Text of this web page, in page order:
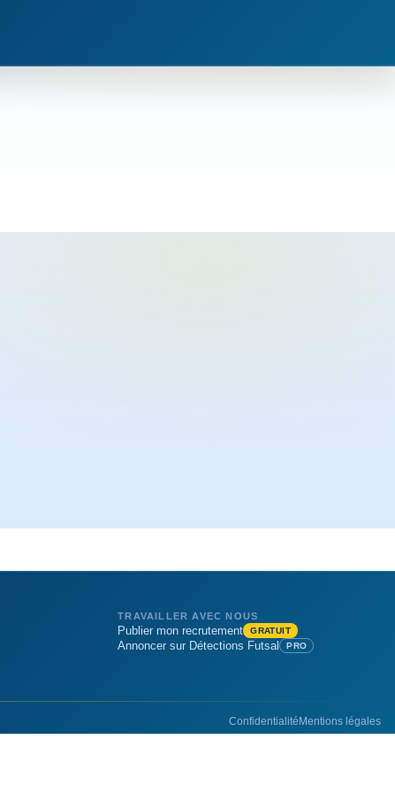
TRAVAILLER AVEC NOUS
Publier mon recrutement GRATUIT
Annoncer sur Détections Futsal PRO
Confidentialité Mentions légales